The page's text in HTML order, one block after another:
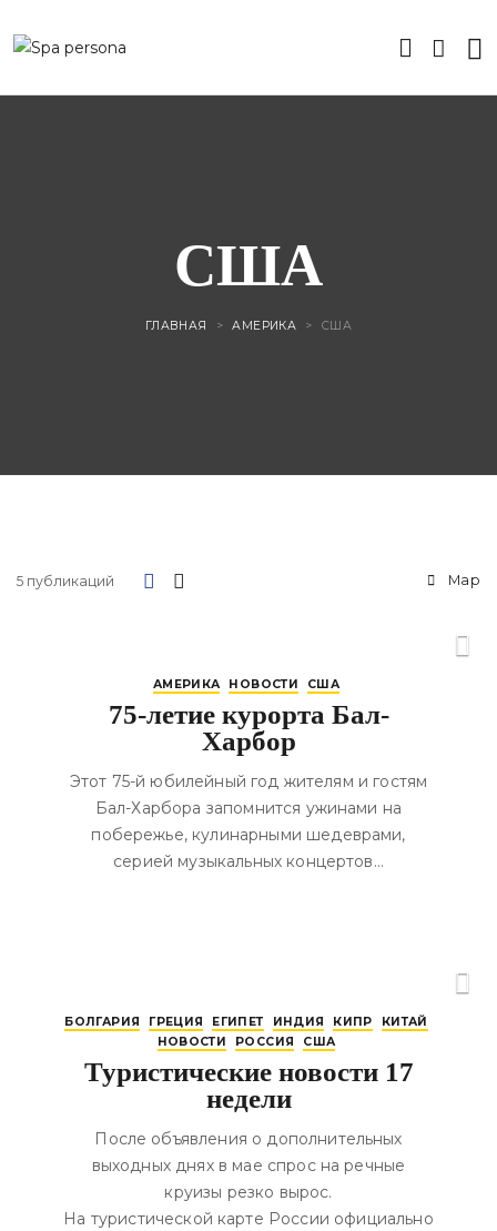
США
ГЛАВНАЯ > АМЕРИКА > США
5 публикаций Map
АМЕРИКА НОВОСТИ США
75-летие курорта Бал-
Харбор
Этот 75-й юбилейный год жителям и гостям
Бал-Харбора запомнится ужинами на
побережье, кулинарными шедеврами,
серией музыкальных концертов…
БОЛГАРИЯ ГРЕЦИЯ ЕГИПЕТ ИНДИЯ КИПР
КИТАЙ
НОВОСТИ
РОССИЯ США
Туристические новости 17
недели
После объявления о дополнительных
выходных днях в мае спрос на речные
круизы резко вырос.
На туристической карте России официально